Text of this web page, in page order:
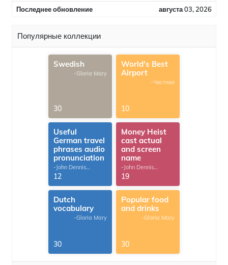
Последнее обновление августа 03, 2026
Популярные коллекции
Swedish
-Gloria Mary
30
World's Best
Airport
-Частная
10
Useful
German travel
phrases audio
pronunciation
-John Dennis
G.Thomas
12
Money Heist
cast actual
and screen
name
-John Dennis
G.Thomas
19
Dutch
vocabulary
-Gloria Mary
30
Popular food
and drinks
-Gloria Mary
30